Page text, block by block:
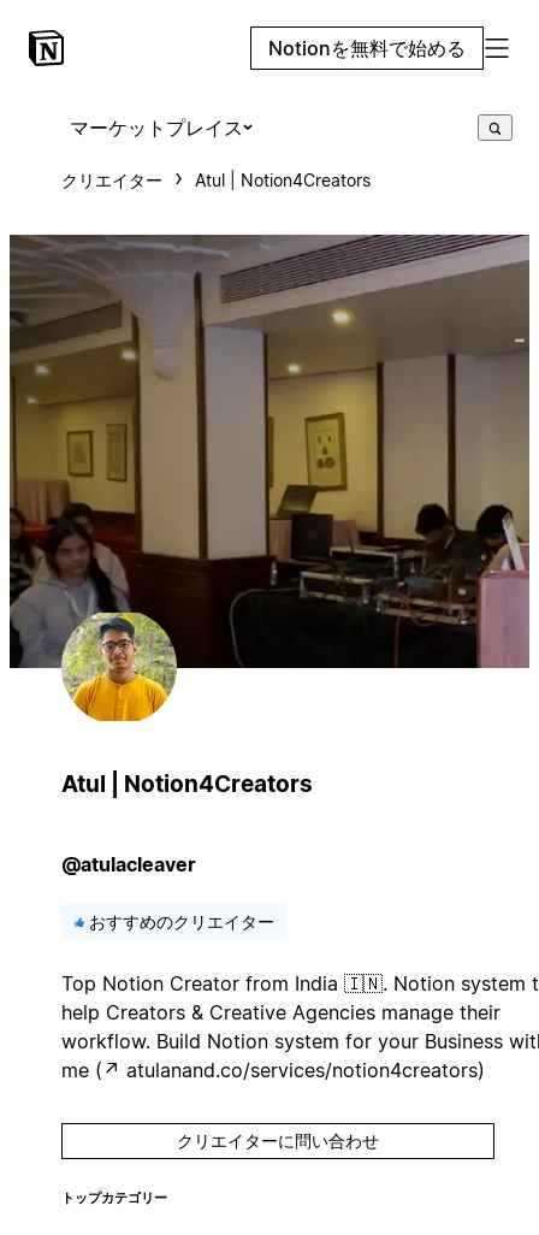
Notionを無料で始める
マーケットプレイス
クリエイター Atul | Notion4Creators
Atul | Notion4Creators
@atulacleaver
おすすめのクリエイター
Top Notion Creator from India 🇮🇳. Notion system
help Creators & Creative Agencies manage their
workflow. Build Notion system for your Business
me (↗︎ atulanand.co/services/notion4creators)
クリエイターに問い合わせ
トップカテゴリー